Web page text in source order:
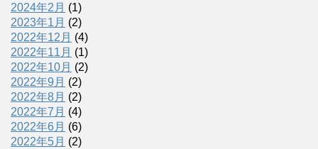
2024年2月 (1)
2023年1月 (2)
2022年12月 (4)
2022年11月 (1)
2022年10月 (2)
2022年9月 (2)
2022年8月 (2)
2022年7月 (4)
2022年6月 (6)
2022年5月 (2)